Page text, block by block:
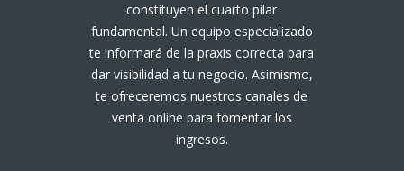
constituyen el cuarto pilar
fundamental. Un equipo especializado
te informará de la praxis correcta para
dar visibilidad a tu negocio. Asimismo,
te ofreceremos nuestros canales de
venta online para fomentar los
ingresos.